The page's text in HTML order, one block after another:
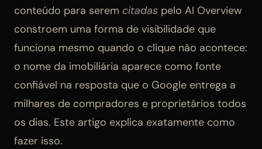
conteúdo para serem citadas pelo AI Overview
constroem uma forma de visibilidade que
funciona mesmo quando o clique não acontece:
o nome da imobiliária aparece como fonte
confiável na resposta que o Google entrega a
milhares de compradores e proprietários todos
os dias. Este artigo explica exatamente como
fazer isso.